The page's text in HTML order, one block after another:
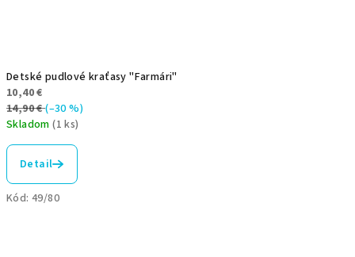
Detské pudlové kraťasy "Farmári"
10,40 €
14,90 €(–30 %)
Skladom(1 ks)
Detail
Kód: 49/80